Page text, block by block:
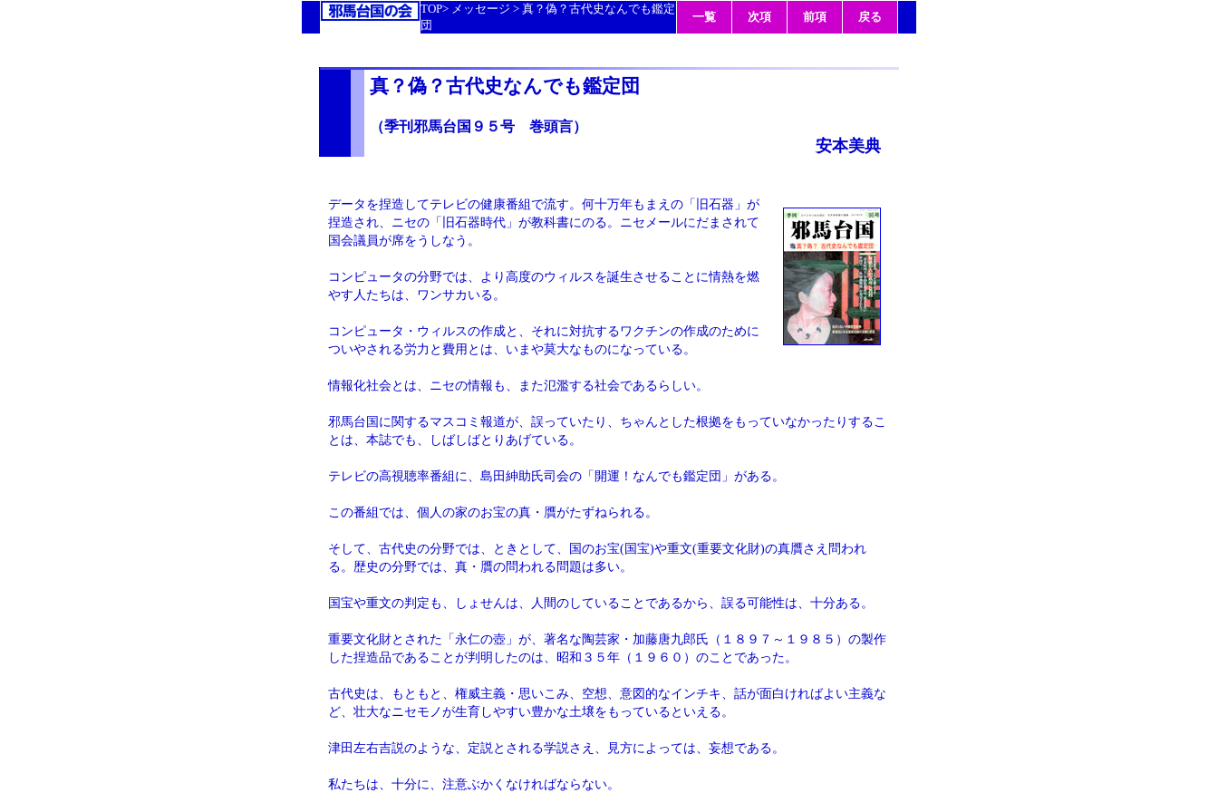
TOP> メッセージ > 真？偽？古代史なんでも鑑定
団
一覧 次項 前項 戻る
安本美典
真？偽？古代史なんでも鑑定団
（季刊邪馬台国９５号 巻頭言）
データを捏造してテレビの健康番組で流す。何十万年もまえの「旧石器」が
捏造され、ニセの「旧石器時代」が教科書にのる。ニセメールにだまされて
国会議員が席をうしなう。
コンピュータの分野では、より高度のウィルスを誕生させることに情熱を燃
やす人たちは、ワンサカいる。
コンピュータ・ウィルスの作成と、それに対抗するワクチンの作成のために
ついやされる労力と費用とは、いまや莫大なものになっている。
情報化社会とは、ニセの情報も、また氾濫する社会であるらしい。
邪馬台国に関するマスコミ報道が、誤っていたり、ちゃんとした根拠をもっていなかったりするこ
とは、本誌でも、しばしばとりあげている。
テレビの高視聴率番組に、島田紳助氏司会の「開運！なんでも鑑定団」がある。
この番組では、個人の家のお宝の真・贋がたずねられる。
そして、古代史の分野では、ときとして、国のお宝(国宝)や重文(重要文化財)の真贋さえ問われ
る。歴史の分野では、真・贋の問われる問題は多い。
国宝や重文の判定も、しょせんは、人間のしていることであるから、誤る可能性は、十分ある。
重要文化財とされた「永仁の壺」が、著名な陶芸家・加藤唐九郎氏（１８９７～１９８５）の製作
した捏造品であることが判明したのは、昭和３５年（１９６０）のことであった。
古代史は、もともと、権威主義・思いこみ、空想、意図的なインチキ、話が面白ければよい主義な
ど、壮大なニセモノが生育しやすい豊かな土壌をもっているといえる。
津田左右吉説のような、定説とされる学説さえ、見方によっては、妄想である。
私たちは、十分に、注意ぶかくなければならない。